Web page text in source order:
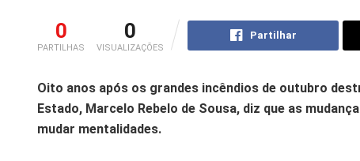
0
PARTILHAS
0
VISUALIZAÇÕES
Partilhar
Oito anos após os grandes incêndios de outubro
Estado, Marcelo Rebelo de Sousa, diz que as
mudar mentalidades.